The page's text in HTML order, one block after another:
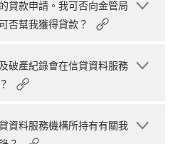
貸款申請。我可否向金管局
否幫我獲得貸款？
破產紀錄會在信貸資料服務
資料服務機構所持有有關我